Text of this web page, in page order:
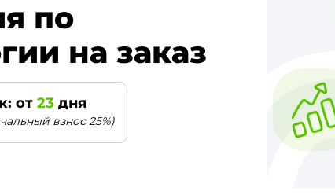
по
на заказ
от 23 дня
взнос 25%)